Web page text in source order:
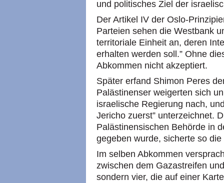
und politisches Ziel der
Der Artikel IV der Oslo-
Parteien sehen die Westbank
territoriale Einheit an, deren
erhalten werden soll.” Ohne
Abkommen nicht akzeptiert.
Später erfand Shimon Peres
Palästinenser weigerten sich
israelische Regierung nach,
Jericho zuerst” unterzeichnet.
Palästinensischen Behörde in
gegeben wurde, sicherte so
Im selben Abkommen
zwischen dem Gazastreifen
sondern vier, die auf einer